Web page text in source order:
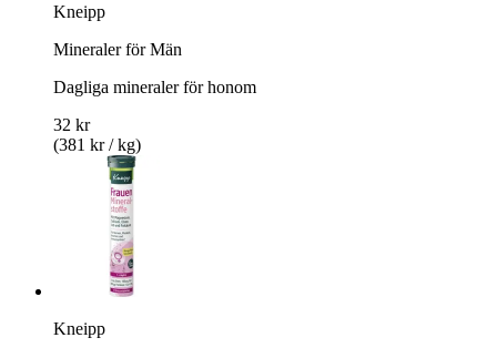
Kneipp
Mineraler för Män
Dagliga mineraler för honom
32 kr
(381 kr / kg)
Kneipp